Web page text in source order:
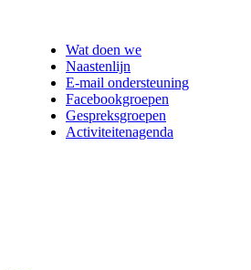
Wat doen we
Naastenlijn
E-mail ondersteuning
Facebookgroepen
Gespreksgroepen
Activiteitenagenda